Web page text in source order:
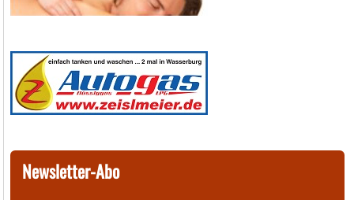
Newsletter-Abo